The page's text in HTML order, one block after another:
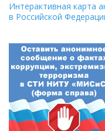
Интерактивная карта
в Российской